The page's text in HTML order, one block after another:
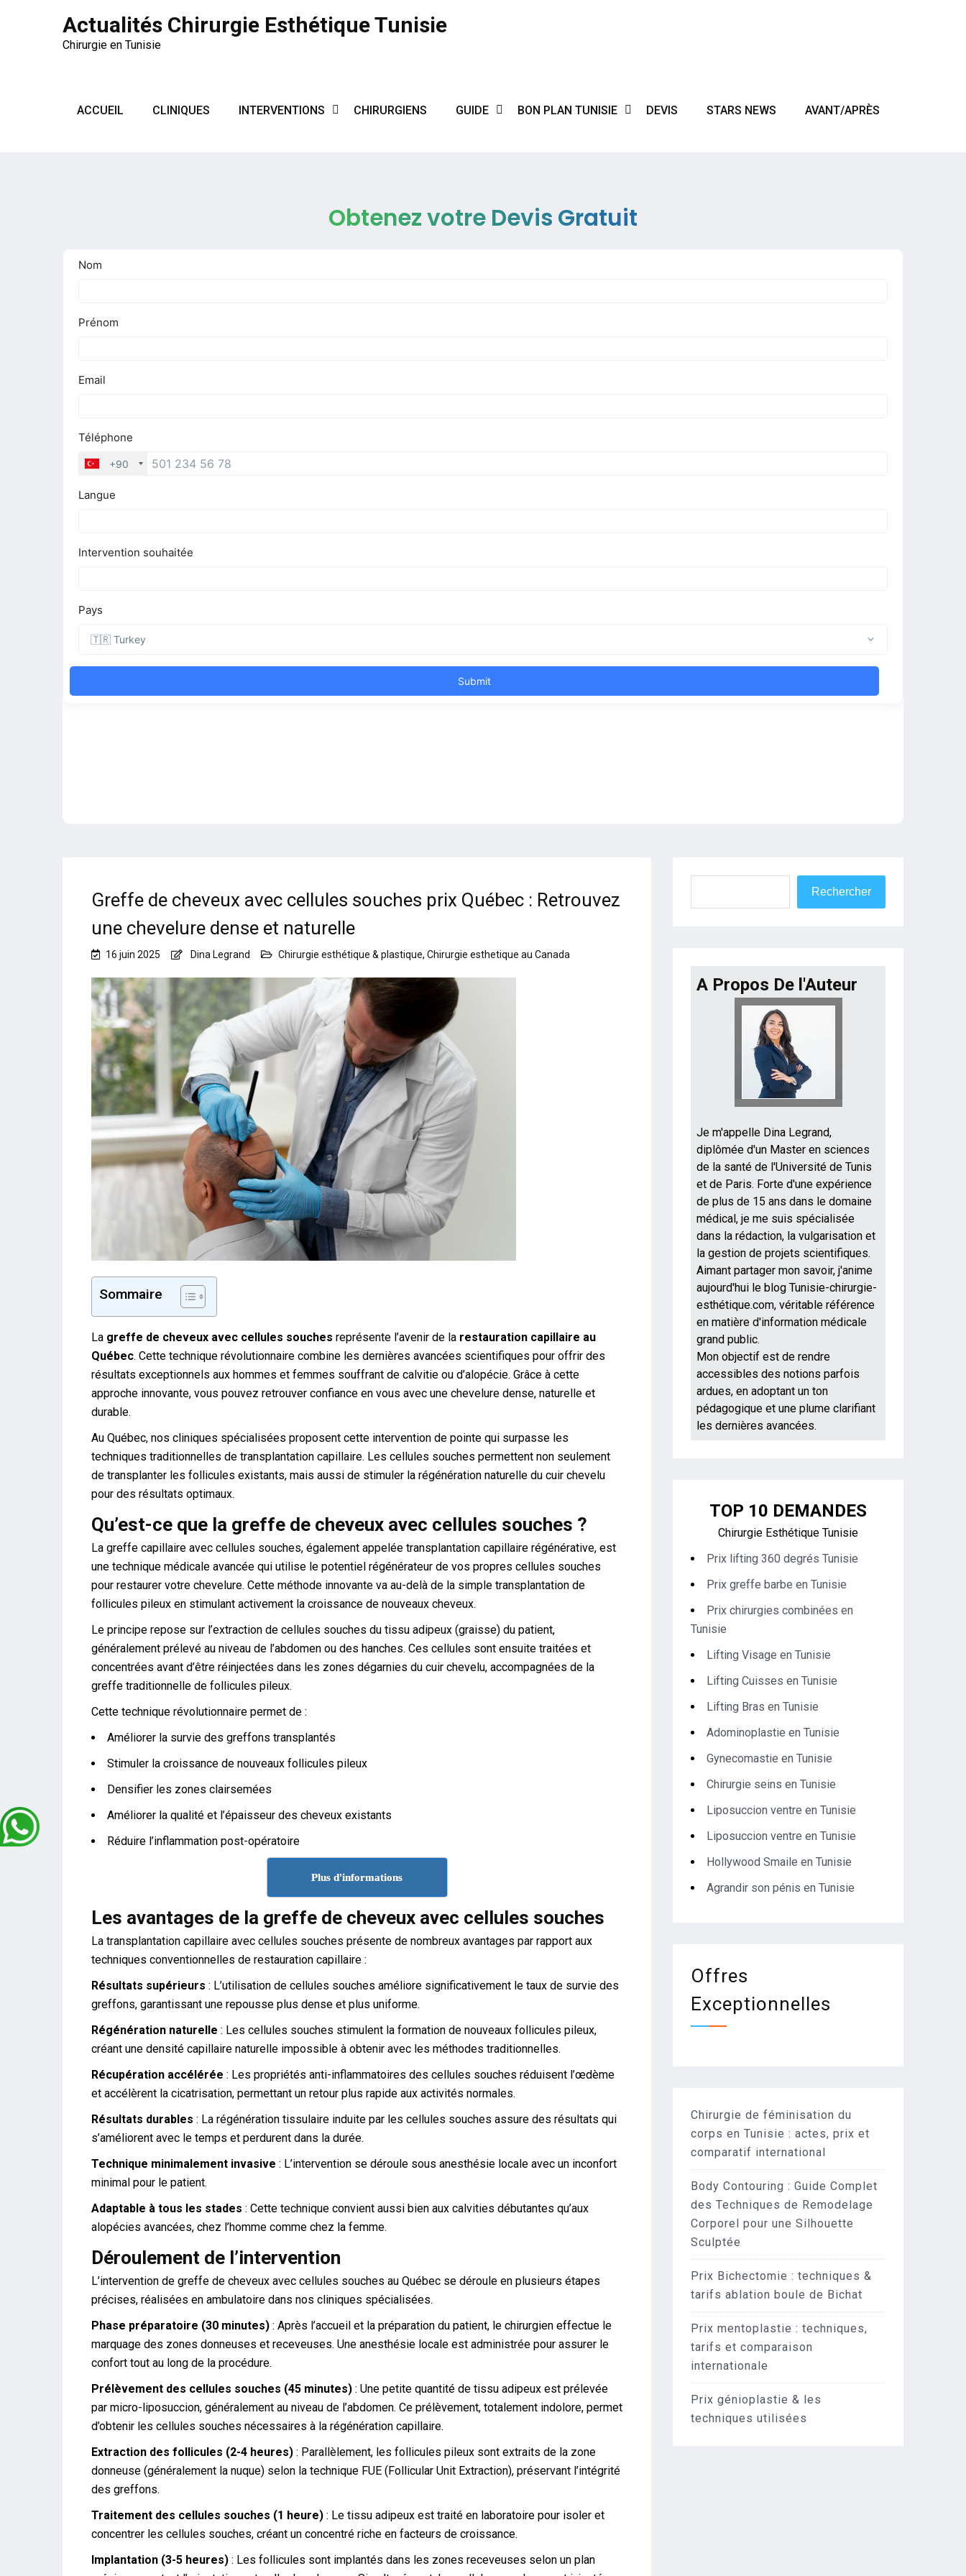
Actualités Chirurgie Esthétique Tunisie
Chirurgie en Tunisie
ACCUEIL CLINIQUES INTERVENTIONS CHIRURGIENS GUIDE BON PLAN TUNISIE DEVIS STARS NEWS AVANT/APRÈS
Obtenez votre Devis Gratuit
Greffe de cheveux avec cellules souches prix Québec : Retrouvez
une chevelure dense et naturelle
16 juin 2025 Dina Legrand Chirurgie esthétique & plastique, Chirurgie esthetique au Canada
Sommaire
La greffe de cheveux avec cellules souches représente l’avenir de la restauration capillaire au
Québec. Cette technique révolutionnaire combine les dernières avancées scientifiques pour offrir des
résultats exceptionnels aux hommes et femmes souffrant de calvitie ou d’alopécie. Grâce à cette
approche innovante, vous pouvez retrouver confiance en vous avec une chevelure dense, naturelle et
durable.
Au Québec, nos cliniques spécialisées proposent cette intervention de pointe qui surpasse les
techniques traditionnelles de transplantation capillaire. Les cellules souches permettent non seulement
de transplanter les follicules existants, mais aussi de stimuler la régénération naturelle du cuir chevelu
pour des résultats optimaux.
Qu’est-ce que la greffe de cheveux avec cellules souches ?
La greffe capillaire avec cellules souches, également appelée transplantation capillaire régénérative, est
une technique médicale avancée qui utilise le potentiel régénérateur de vos propres cellules souches
pour restaurer votre chevelure. Cette méthode innovante va au-delà de la simple transplantation de
follicules pileux en stimulant activement la croissance de nouveaux cheveux.
Le principe repose sur l’extraction de cellules souches du tissu adipeux (graisse) du patient,
généralement prélevé au niveau de l’abdomen ou des hanches. Ces cellules sont ensuite traitées et
concentrées avant d’être réinjectées dans les zones dégarnies du cuir chevelu, accompagnées de la
greffe traditionnelle de follicules pileux.
Cette technique révolutionnaire permet de :
Améliorer la survie des greffons transplantés
Stimuler la croissance de nouveaux follicules pileux
Densifier les zones clairsemées
Améliorer la qualité et l’épaisseur des cheveux existants
Réduire l’inflammation post-opératoire
Plus d'informations
Les avantages de la greffe de cheveux avec cellules souches
La transplantation capillaire avec cellules souches présente de nombreux avantages par rapport aux
techniques conventionnelles de restauration capillaire :
Résultats supérieurs : L’utilisation de cellules souches améliore significativement le taux de survie des
greffons, garantissant une repousse plus dense et plus uniforme.
Régénération naturelle : Les cellules souches stimulent la formation de nouveaux follicules pileux,
créant une densité capillaire naturelle impossible à obtenir avec les méthodes traditionnelles.
Récupération accélérée : Les propriétés anti-inflammatoires des cellules souches réduisent l’œdème
et accélèrent la cicatrisation, permettant un retour plus rapide aux activités normales.
Résultats durables : La régénération tissulaire induite par les cellules souches assure des résultats qui
s’améliorent avec le temps et perdurent dans la durée.
Technique minimalement invasive : L’intervention se déroule sous anesthésie locale avec un inconfort
minimal pour le patient.
Adaptable à tous les stades : Cette technique convient aussi bien aux calvities débutantes qu’aux
alopécies avancées, chez l’homme comme chez la femme.
Déroulement de l’intervention
L’intervention de greffe de cheveux avec cellules souches au Québec se déroule en plusieurs étapes
précises, réalisées en ambulatoire dans nos cliniques spécialisées.
Phase préparatoire (30 minutes) : Après l’accueil et la préparation du patient, le chirurgien effectue le
marquage des zones donneuses et receveuses. Une anesthésie locale est administrée pour assurer le
confort tout au long de la procédure.
Prélèvement des cellules souches (45 minutes) : Une petite quantité de tissu adipeux est prélevée
par micro-liposuccion, généralement au niveau de l’abdomen. Ce prélèvement, totalement indolore, permet
d’obtenir les cellules souches nécessaires à la régénération capillaire.
Extraction des follicules (2-4 heures) : Parallèlement, les follicules pileux sont extraits de la zone
donneuse (généralement la nuque) selon la technique FUE (Follicular Unit Extraction), préservant l’intégrité
des greffons.
Traitement des cellules souches (1 heure) : Le tissu adipeux est traité en laboratoire pour isoler et
concentrer les cellules souches, créant un concentré riche en facteurs de croissance.
Implantation (3-5 heures) : Les follicules sont implantés dans les zones receveuses selon un plan
Rechercher
A Propos De l'Auteur
Je m'appelle Dina Legrand,
diplômée d'un Master en sciences
de la santé de l'Université de Tunis
et de Paris. Forte d'une expérience
de plus de 15 ans dans le domaine
médical, je me suis spécialisée
dans la rédaction, la vulgarisation et
la gestion de projets scientifiques.
Aimant partager mon savoir, j'anime
aujourd'hui le blog Tunisie-chirurgie-
esthétique.com, véritable référence
en matière d'information médicale
grand public.
Mon objectif est de rendre
accessibles des notions parfois
ardues, en adoptant un ton
pédagogique et une plume clarifiant
les dernières avancées.
TOP 10 DEMANDES
Chirurgie Esthétique Tunisie
Prix lifting 360 degrés Tunisie
Prix greffe barbe en Tunisie
Prix chirurgies combinées en
Tunisie
Lifting Visage en Tunisie
Lifting Cuisses en Tunisie
Lifting Bras en Tunisie
Adominoplastie en Tunisie
Gynecomastie en Tunisie
Chirurgie seins en Tunisie
Liposuccion ventre en Tunisie
Liposuccion ventre en Tunisie
Hollywood Smaile en Tunisie
Agrandir son pénis en Tunisie
Offres
Exceptionnelles
Chirurgie de féminisation du
corps en Tunisie : actes, prix et
comparatif international
Body Contouring : Guide Complet
des Techniques de Remodelage
Corporel pour une Silhouette
Sculptée
Prix Bichectomie : techniques &
tarifs ablation boule de Bichat
Prix mentoplastie : techniques,
tarifs et comparaison
internationale
Prix génioplastie & les
techniques utilisées